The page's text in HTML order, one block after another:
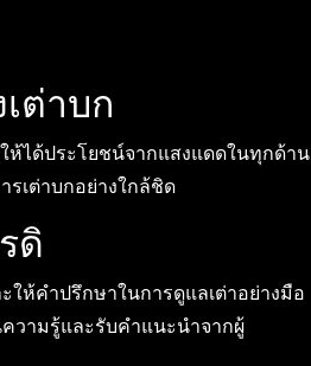
ต่าบก
ให้ได้ประโยชน์จากแสงแดดในทุกด้าน
รเต่าบกอย่างใกล้ชิด
ดิ
ให้คำปรึกษาในการดูแลเต่าอย่างมือ
ความรู้และรับคำแนะนำจากผู้